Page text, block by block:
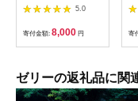
フルーツゼリー 果物
フルーツ くだもの /
諫早市 / 株式会社たら
み [AHBR006]
5.0
寄付金額: 8,000 円 寄
ゼリーの返礼品に関